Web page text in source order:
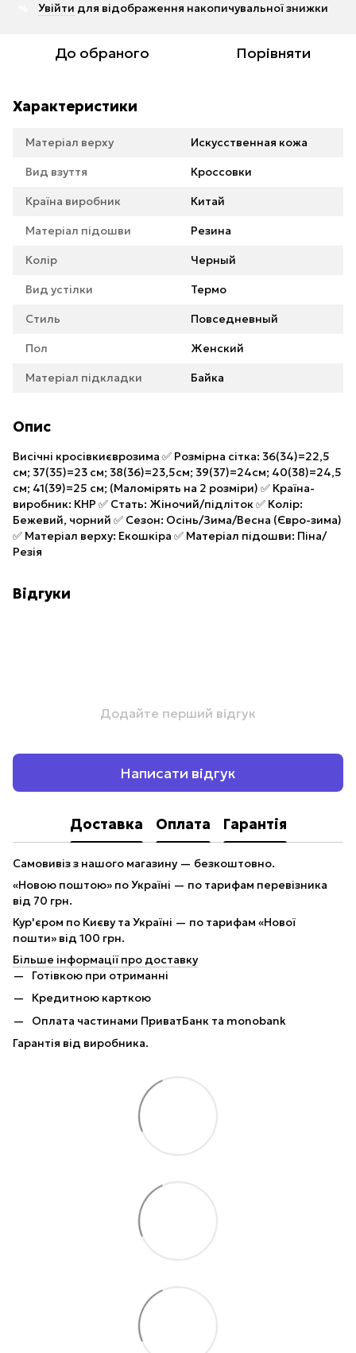
Увійти для відображення накопичувальної знижки
До обраного Порівняти
Характеристики
Матеріал верху Искусственная кожа
Вид взуття Кроссовки
Країна виробник Китай
Матеріал підошви Резина
Колір Черный
Вид устілки Термо
Стиль Повседневный
Пол Женский
Матеріал підкладки Байка
Опис
Висічні кросівкиєврозима ✅ Розмірна сітка: 36(34)=22,5
см; 37(35)=23 см; 38(36)=23,5см; 39(37)=24см; 40(38)=24,5
см; 41(39)=25 см; (Маломірять на 2 розміри) ✅ Країна-
виробник: КНР ✅ Стать: Жіночий/підліток ✅ Колір:
Бежевий, чорний ✅ Сезон: Осінь/Зима/Весна (Євро-зима)
✅ Матеріал верху: Екошкіра ✅ Матеріал підошви: Піна/
Резія
Відгуки
Додайте перший відгук
Написати відгук
Доставка Оплата Гарантія
Самовивіз з нашого магазину — безкоштовно.
«Новою поштою» по Україні — по тарифам перевізника
від 70 грн.
Кур'єром по Києву та Україні — по тарифам «Нової
пошти» від 100 грн.
Більше інформації про доставку
Готівкою при отриманні
Кредитною карткою
Оплата частинами ПриватБанк та monobank
Гарантія від виробника.